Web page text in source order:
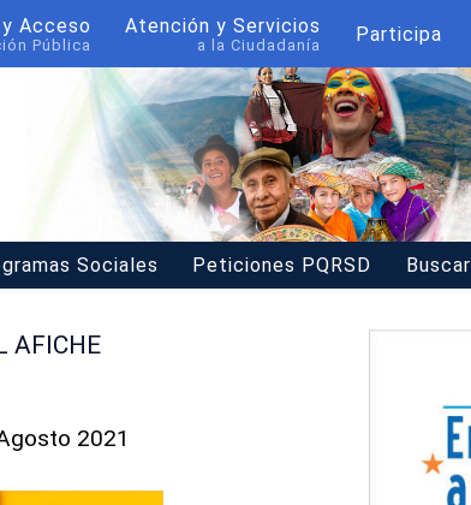
Acceso
Pública
Atención y Servicios
a la Ciudadanía Participa
Sociales Peticiones PQRSD Buscar
AFICHE
2021